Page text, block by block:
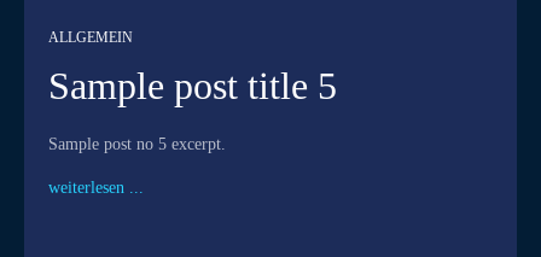
ALLGEMEIN
Sample post title 5
Sample post no 5 excerpt.
weiterlesen ...